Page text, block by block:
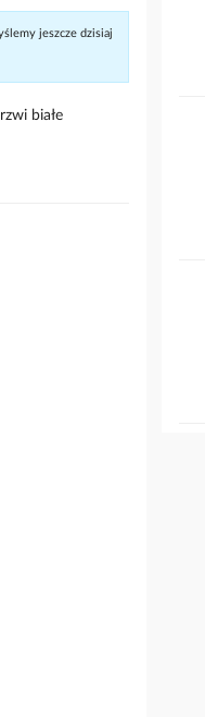
jeszcze dzisiaj
białe